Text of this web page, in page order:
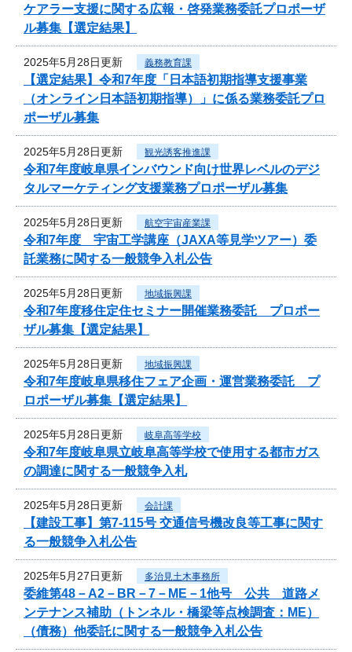
ケアラー支援に関する広報・啓発業務委託プロポーザ
ル募集【選定結果】
2025年5月28日更新 義務教育課
【選定結果】令和7年度「日本語初期指導支援事業
（オンライン日本語初期指導）」に係る業務委託プロ
ポーザル募集
2025年5月28日更新 観光誘客推進課
令和7年度岐阜県インバウンド向け世界レベルのデジ
タルマーケティング支援業務プロポーザル募集
2025年5月28日更新 航空宇宙産業課
令和7年度 宇宙工学講座（JAXA等見学ツアー）委
託業務に関する一般競争入札公告
2025年5月28日更新 地域振興課
令和7年度移住定住セミナー開催業務委託 プロポー
ザル募集【選定結果】
2025年5月28日更新 地域振興課
令和7年度岐阜県移住フェア企画・運営業務委託 プ
ロポーザル募集【選定結果】
2025年5月28日更新 岐阜高等学校
令和7年度岐阜県立岐阜高等学校で使用する都市ガス
の調達に関する一般競争入札
2025年5月28日更新 会計課
【建設工事】第7-115号 交通信号機改良等工事に関す
る一般競争入札公告
2025年5月27日更新 多治見土木事務所
委維第48－A2－BR－7－ME－1他号 公共 道路メ
ンテナンス補助（トンネル・橋梁等点検調査：ME）
（債務）他委託に関する一般競争入札公告